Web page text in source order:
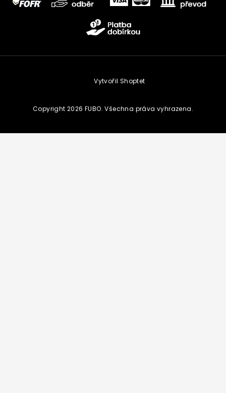
Vytvořil Shoptet
Copyright 2026 FUBO. Všechna práva vyhrazena.